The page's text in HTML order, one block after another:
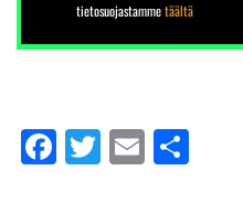
tietosuojastammetäältä
Facebook
Twitter
Email